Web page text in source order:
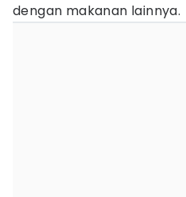
dengan makanan lainnya.